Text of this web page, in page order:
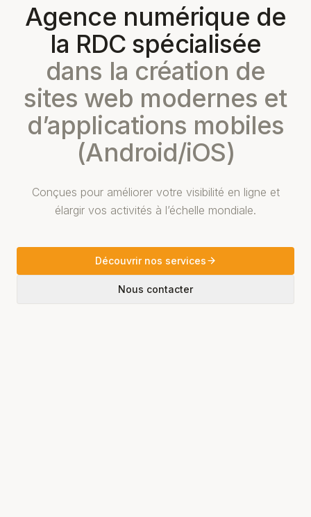
Agence numérique de
la RDC spécialisée
dans la création de
sites web modernes et
d’applications mobiles
(Android/iOS)
Conçues pour améliorer votre visibilité en ligne et
élargir vos activités à l’échelle mondiale.
Découvrir nos services
Nous contacter